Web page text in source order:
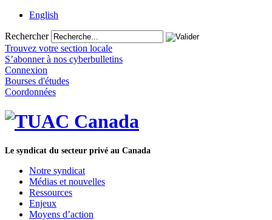
English
Rechercher
Trouvez votre section locale
S’abonner à nos cyberbulletins
Connexion
Bourses d'études
Coordonnées
Le syndicat du secteur privé au Canada
Notre syndicat
Médias et nouvelles
Ressources
Enjeux
Moyens d’action